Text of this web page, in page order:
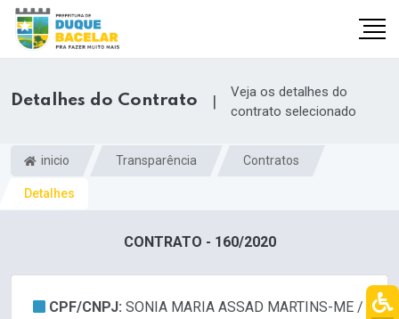
Detalhes do Contrato |
Veja os detalhes do
contrato selecionado
inicio Transparência Contratos
Detalhes
CONTRATO - 160/2020
CPF/CNPJ: SONIA MARIA ASSAD MARTINS-ME /